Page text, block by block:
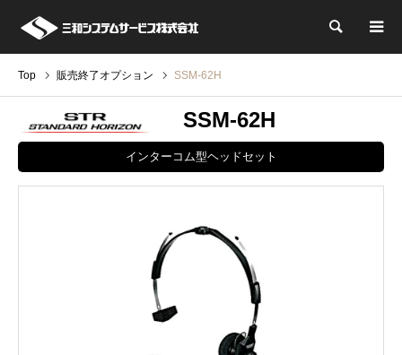
検索
Top 販売終了オプション SSM-62H
SSM-62H
インターコム型ヘッドセット